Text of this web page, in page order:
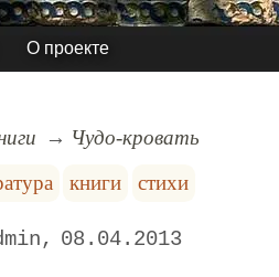
О проекте
Чудо-кровать
книги стихи
08.04.2013